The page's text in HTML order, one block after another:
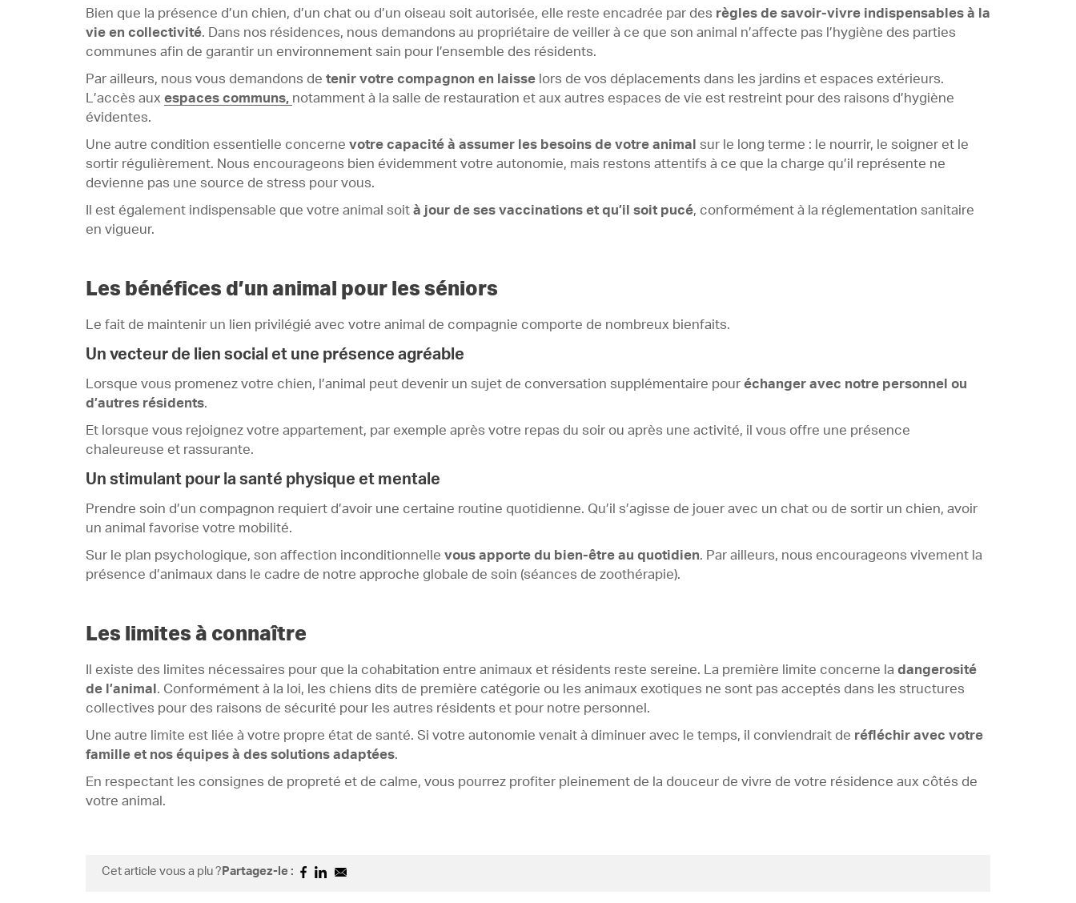
Bien que la présence d’un chien, d’un chat ou d’un oiseau soit autorisée, elle reste encadrée par des règles de savoir-vivre indispensables à la
vie en collectivité. Dans nos résidences, nous demandons au propriétaire de veiller à ce que son animal n’affecte pas l’hygiène des parties
communes afin de garantir un environnement sain pour l’ensemble des résidents.
Par ailleurs, nous vous demandons de tenir votre compagnon en laisse lors de vos déplacements dans les jardins et espaces extérieurs.
L’accès aux espaces communs, notamment à la salle de restauration et aux autres espaces de vie est restreint pour des raisons d’hygiène
évidentes.
Une autre condition essentielle concerne votre capacité à assumer les besoins de votre animal
sur le long terme : le nourrir, le soigner et le
sortir régulièrement. Nous encourageons bien évidemment votre autonomie, mais restons attentifs à ce que la charge qu’il représente ne
devienne pas une source de stress pour vous.
Il est également indispensable que votre animal soit à jour de ses vaccinations et qu’il soit pucé, conformément à la réglementation sanitaire
en vigueur.
Les bénéfices d’un animal pour les séniors
Le fait de maintenir un lien privilégié avec votre animal de compagnie comporte de nombreux bienfaits.
Un vecteur de lien social et une présence agréable
Lorsque vous promenez votre chien, l’animal peut devenir un sujet de conversation supplémentaire pour échanger avec notre personnel ou
d’autres résidents.
Et lorsque vous rejoignez votre appartement, par exemple après votre repas du soir ou après une activité, il vous offre une présence
chaleureuse et rassurante.
Un stimulant pour la santé physique et mentale
Prendre soin d’un compagnon requiert d’avoir une certaine routine quotidienne. Qu’il s’agisse de jouer avec un chat ou de sortir un chien, avoir
un animal favorise votre mobilité.
Sur le plan psychologique, son affection inconditionnelle vous apporte du bien-être au quotidien. Par ailleurs, nous encourageons vivement la
présence d’animaux dans le cadre de notre approche globale de soin (séances de zoothérapie).
Les limites à connaître
Il existe des limites nécessaires pour que la cohabitation entre animaux et résidents reste sereine. La première limite concerne la dangerosité
de l’animal . Conformément à la loi, les chiens dits de première catégorie ou les animaux exotiques ne sont pas acceptés dans les structures
collectives pour des raisons de sécurité pour les autres résidents et pour notre personnel.
Une autre limite est liée à votre propre état de santé. Si votre autonomie venait à diminuer avec le temps, il conviendrait de réfléchir avec votre
famille et nos équipes à des solutions adaptées.
En respectant les consignes de propreté et de calme, vous pourrez profiter pleinement de la douceur de vivre de votre résidence aux côtés de
votre animal.
Cet article vous a plu ? Partagez-le :